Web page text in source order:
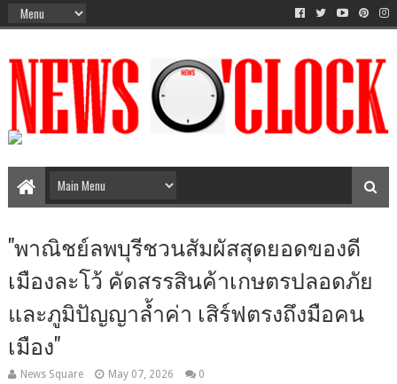
The Time Between AM-PM
"พาณิชย์ลพบุรีชวนสัมผัสสุดยอดของดี
เมืองละโว้ คัดสรรสินค้าเกษตรปลอดภัย
และภูมิปัญญาล้ำค่า เสิร์ฟตรงถึงมือคน
เมือง"
News Square May 07, 2026 0